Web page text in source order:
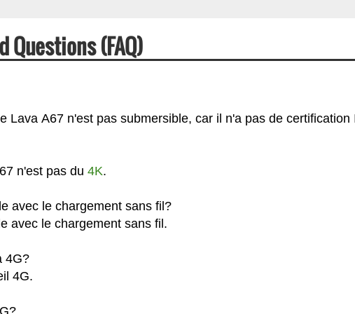
Questions (FAQ)
Lava A67 n'est pas submersible, car il n'a pas de certification
n'est pas du 4K.
avec le chargement sans fil?
avec le chargement sans fil.
4G?
4G.